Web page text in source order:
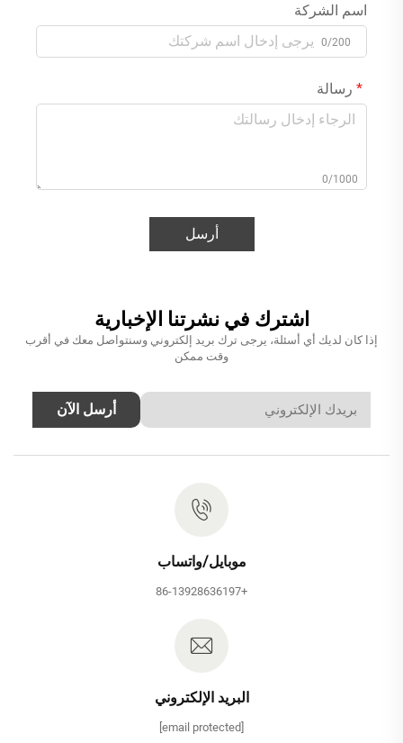
اسم الشركة
0/200
رسالة
0/1000
أرسل
اشترك في نشرتنا الإخبارية
إذا كان لديك أي أسئلة، يرجى ترك بريد إلكتروني وسنتواصل معك في أقرب
وقت ممكن
أرسل الآن
موبايل/واتساب
+86-13928636197
البريد الإلكتروني